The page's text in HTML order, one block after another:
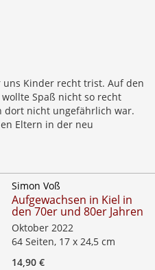
uns Kinder recht trist. Auf den
Spaß nicht so recht
dort nicht ungefährlich war.
Eltern in der neu
Simon Voß
Aufgewachsen in Kiel in
den 70er und 80er Jahren
Oktober 2022
64 Seiten, 17 x 24,5 cm
14,90 €